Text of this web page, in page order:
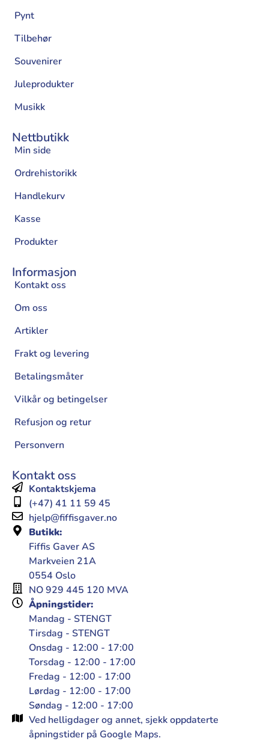
Pynt
Tilbehør
Souvenirer
Juleprodukter
Musikk
Nettbutikk
Min side
Ordrehistorikk
Handlekurv
Kasse
Produkter
Informasjon
Kontakt oss
Om oss
Artikler
Frakt og levering
Betalingsmåter
Vilkår og betingelser
Refusjon og retur
Personvern
Kontakt oss
Kontaktskjema
(+47) 41 11 59 45
hjelp@fiffisgaver.no
Butikk:
Fiffis Gaver AS
Markveien 21A
0554 Oslo
NO 929 445 120 MVA
Åpningstider:
Mandag - STENGT
Tirsdag - STENGT
Onsdag - 12:00 - 17:00
Torsdag - 12:00 - 17:00
Fredag - 12:00 - 17:00
Lørdag - 12:00 - 17:00
Søndag - 12:00 - 17:00
Ved helligdager og annet, sjekk oppdaterte
åpningstider på Google Maps.